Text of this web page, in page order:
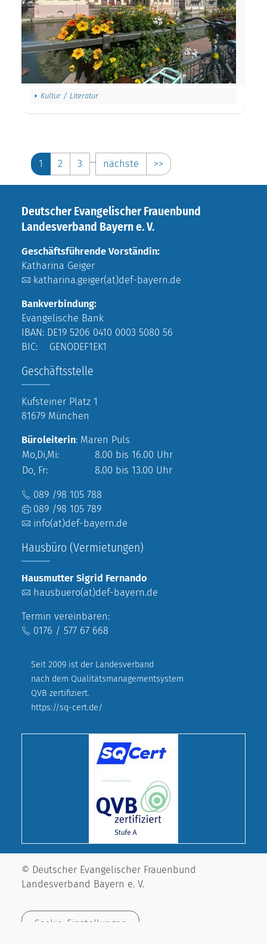
Kultur / Literatur
1 2 3 … nächste >>
Deutscher Evangelischer Frauenbund
Landesverband Bayern e. V.
Geschäftsführende Vorständin:
Katharina Geiger
katharina.geiger(at)def-bayern.de
Bankverbindung:
Evangelische Bank
IBAN: DE19 5206 0410 0003 5080 56
BIC: GENODEF1EK1
Geschäftsstelle
Kufsteiner Platz 1
81679 München
Büroleiterin: Maren Puls
Mo,Di,Mi:
8.00 bis 16.00 Uhr
Do, Fr:
8.00 bis 13.00 Uhr
089 /98 105 788
089 /98 105 789
info(at)def-bayern.de
Hausbüro (Vermietungen)
Hausmutter Sigrid Fernando
hausbuero(at)def-bayern.de
Termin vereinbaren:
0176 / 577 67 668
Seit 2009 ist der Landesverband
nach dem Qualitätsmanagementsystem
QVB zertifiziert.
https://sq-cert.de/
© Deutscher Evangelischer Frauenbund
Landesverband Bayern e. V.
Cookie-Einstellungen